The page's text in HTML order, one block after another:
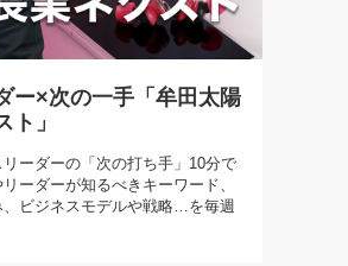
(88)
理学(98)
泉"』(157)
学・耳学・磨く「ミミガク」のすすめ
ー×次の一手「牟田太陽
ト」
ーダーの「次の打ち手」10分で
ーダーが知るべきキーワード、
ビジネスモデルや戦略…を毎週